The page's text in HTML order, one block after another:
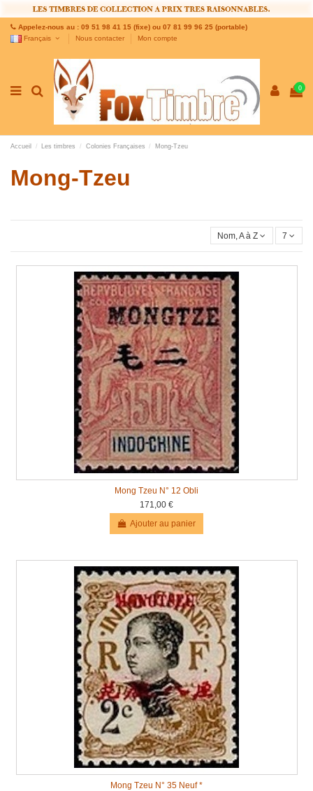
Appelez-nous au : 09 51 98 41 15 (fixe) ou 07 81 99 96 25 (portable)
Français
Nous contacter Mon compte
0
Accueil Les timbres Colonies Françaises Mong-Tzeu
Mong-Tzeu
Nom, A à Z 7
Mong Tzeu N° 12 Obli
171,00 €
Ajouter au panier
Mong Tzeu N° 35 Neuf *